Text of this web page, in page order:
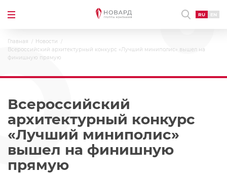
RU EN
Главная
Новости
Всероссийский архитектурный конкурс «Лучший миниполис» вышел на
финишную прямую
Всероссийский
архитектурный конкурс
«Лучший миниполис»
вышел на финишную
прямую